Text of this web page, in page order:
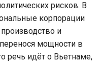
рисков. В
корпорации
и
мощности в
речь идёт о Вьетнаме,